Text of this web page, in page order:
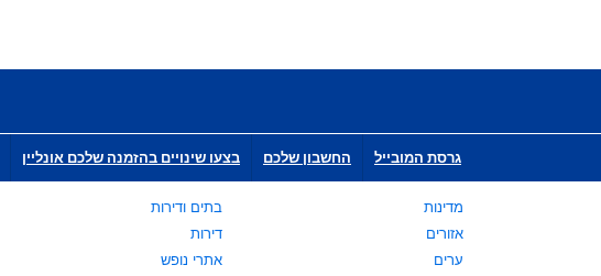
גרסת המובייל החשבון שלכם בצעו שינויים בהזמנה שלכם אונליין
מדינות
אזורים
ערים
בתים ודירות
דירות
אתרי נופש